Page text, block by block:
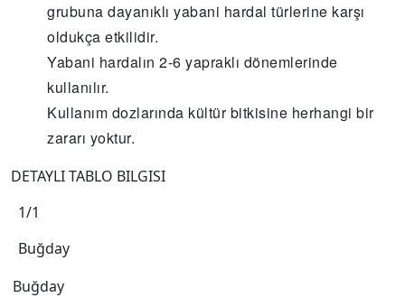
grubuna dayanıklı yabani hardal türlerine karşı
oldukça etkilidir.
Yabani hardalın 2-6 yapraklı dönemlerinde
kullanılır.
Kullanım dozlarında kültür bitkisine herhangi bir
zararı yoktur.
DETAYLI TABLO BILGISI
1/1
Buğday
Buğday